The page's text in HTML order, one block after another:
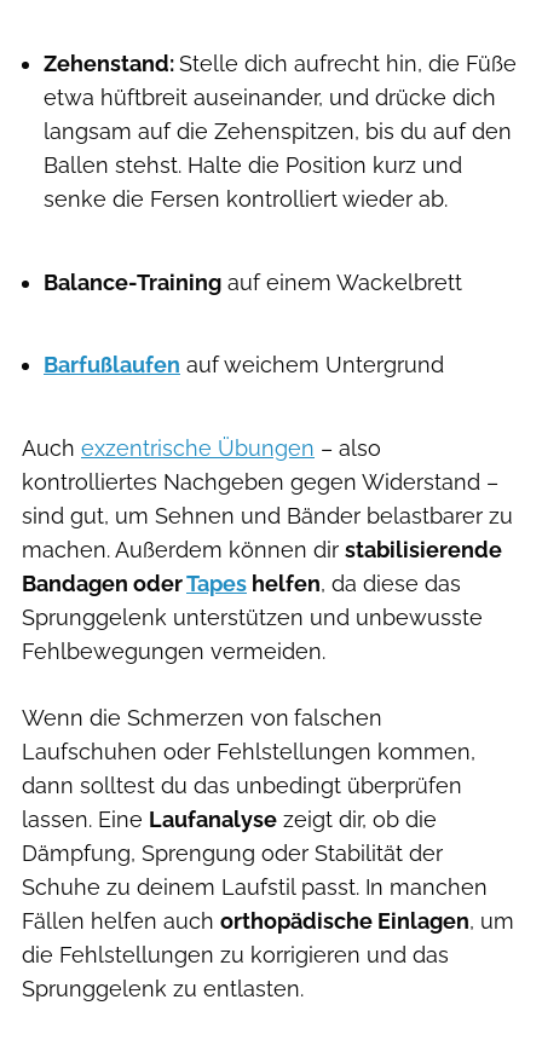
Zehenstand:Stelle dich aufrecht hin, die Füße
etwa hüftbreit auseinander, und drücke dich
langsam auf die Zehenspitzen, bis du auf den
Ballen stehst. Halte die Position kurz und
senke die Fersen kontrolliert wieder ab.
Balance-Training auf einem Wackelbrett
Barfußlaufen auf weichem Untergrund
Auch exzentrische Übungen – also
kontrolliertes Nachgeben gegen Widerstand –
sind gut, um Sehnen und Bänder belastbarer zu
machen. Außerdem können dir stabilisierende
Bandagen oderTapes helfen, da diese das
Sprunggelenk unterstützen und unbewusste
Fehlbewegungen vermeiden.
Wenn die Schmerzen von falschen
Laufschuhen oder Fehlstellungen kommen,
dann solltest du das unbedingt überprüfen
lassen. Eine Laufanalyse zeigt dir, ob die
Dämpfung, Sprengung oder Stabilität der
Schuhe zu deinem Laufstil passt. In manchen
Fällen helfen auch orthopädische Einlagen, um
die Fehlstellungen zu korrigieren und das
Sprunggelenk zu entlasten.